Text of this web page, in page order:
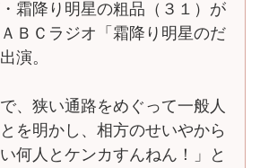
霜降り明星の粗品（３１）が
ＢＣラジオ「霜降り明星のだ
演。
、狭い通路をめぐって一般人
を明かし、相方のせいやから
何人とケンカすんねん！」と